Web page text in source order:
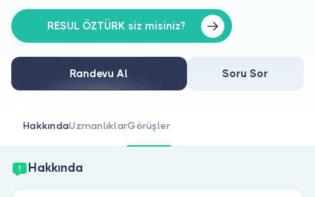
Doktorlar için
Doktor musunuz?
RESUL ÖZTÜRK siz misiniz?
Randevu Al Soru Sor
HakkındaUzmanlıklarGörüşler
Hakkında